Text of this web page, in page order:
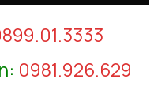
0981.926.629